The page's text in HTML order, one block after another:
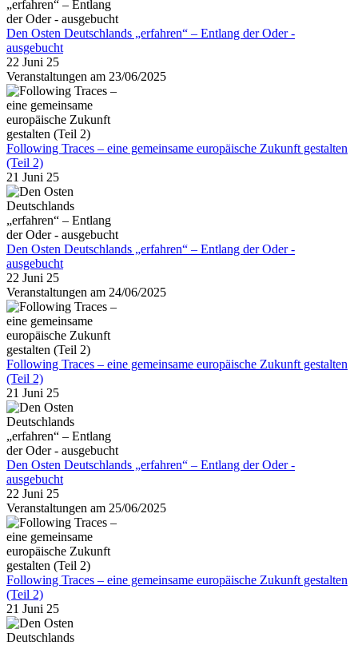
Den Osten Deutschlands „erfahren“ – Entlang der Oder -
ausgebucht
22 Juni 25
Veranstaltungen am 23/06/2025
Following Traces – eine gemeinsame europäische Zukunft gestalten
(Teil 2)
21 Juni 25
Den Osten Deutschlands „erfahren“ – Entlang der Oder -
ausgebucht
22 Juni 25
Veranstaltungen am 24/06/2025
Following Traces – eine gemeinsame europäische Zukunft gestalten
(Teil 2)
21 Juni 25
Den Osten Deutschlands „erfahren“ – Entlang der Oder -
ausgebucht
22 Juni 25
Veranstaltungen am 25/06/2025
Following Traces – eine gemeinsame europäische Zukunft gestalten
(Teil 2)
21 Juni 25